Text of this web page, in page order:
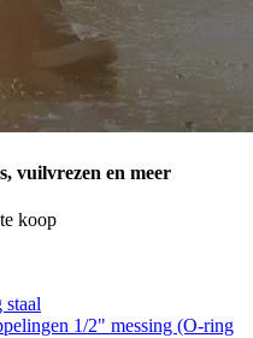
vuilvrezen en meer
koop
staal
1/2" messing (O-ring